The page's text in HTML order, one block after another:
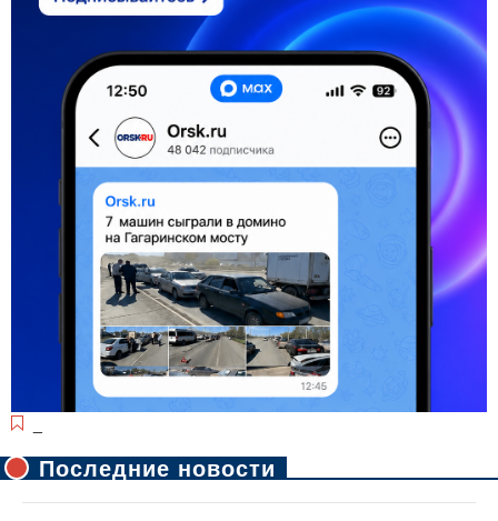
Последние новости